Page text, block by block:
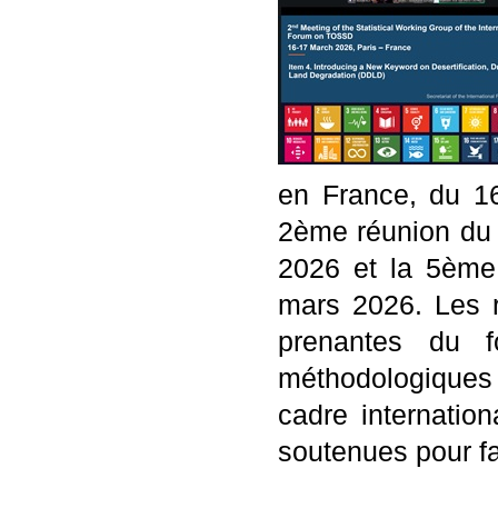
en France, du
2ème réunion
2026 et la
mars 2026. Les
prenantes du
cadre
soutenues pour